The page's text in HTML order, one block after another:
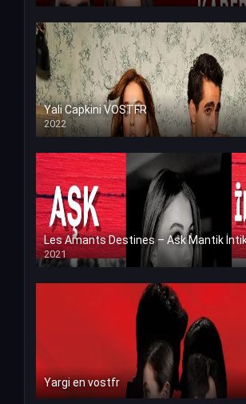
Yali Capkini VOSTFR
2022
2021
Yargi en vostfr